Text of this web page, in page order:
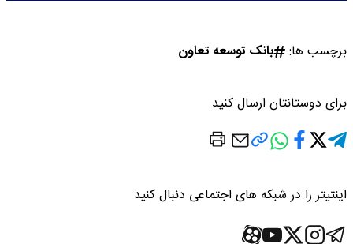
برچسب ها: بانک توسعه تعاون
برای دوستانتان ارسال کنید
اینتیتر را در شبکه های اجتماعی دنبال کنید